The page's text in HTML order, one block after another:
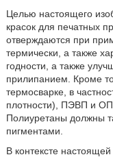
Целью настоящего
красок для печатных
отверждаются при
термически, а также
годности, а также
прилипанием. Кроме
термосварке, в
плотности), ПЭВП и
Полиуретаны должны
пигментами.
В контексте